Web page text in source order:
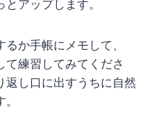
アップします。
か手帳にメモして、
て練習してみてくださ
返し口に出すうちに自然